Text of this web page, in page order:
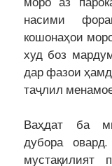
насими
кошонаҳои
худ боз
дар фазои
таҷлил
Ваҳдат ба
дубора
мустақилият